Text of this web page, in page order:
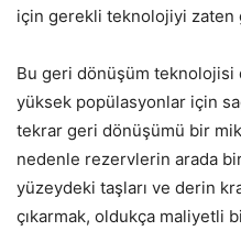
için gerekli teknolojiyi zaten
Bu geri dönüşüm
yüksek popülasyonlar için
tekrar geri dönüşümü bir
nedenle rezervlerin arada
yüzeydeki taşları ve derin
çıkarmak, oldukça maliyetli